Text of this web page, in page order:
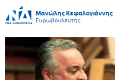
Μανώλης Κεφαλογιάννης
Ευρωβουλευτής